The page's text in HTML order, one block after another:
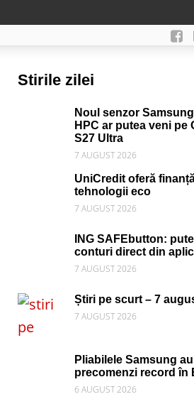
Stirile zilei
Noul senzor Samsung
HPC ar putea veni pe
S27 Ultra
7 AUGUST 2026
UniCredit oferă
tehnologii eco
7 AUGUST 2026
ING SAFEbutton:
conturi direct din
7 AUGUST 2026
Știri pe scurt – 7
7 AUGUST 2026
Pliabilele Samsung
precomenzi record în
6 AUGUST 2026